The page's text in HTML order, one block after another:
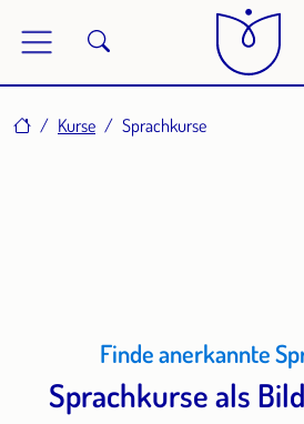
HomeKurse Sprachkurse
Finde anerkannte
Sprachkurse als